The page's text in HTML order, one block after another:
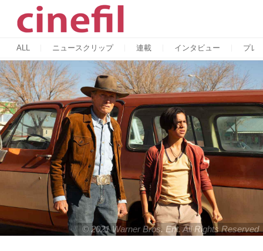
ALL ニュースクリップ 連載 インタビュー プレ
© 2021 Warner Bros. Ent. All Rights Reserved